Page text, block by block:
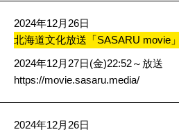
2024年12月26日
北海道文化放送「SASARU movie
2024年12月27日(金)22:52～放送
https://movie.sasaru.media/
2024年12月26日